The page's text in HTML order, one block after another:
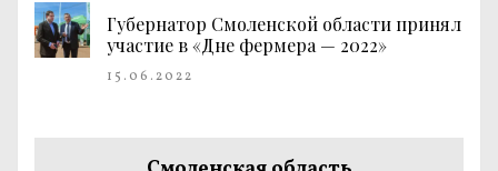
Губернатор Смоленской области принял
участие в «Дне фермера — 2022»
15.06.2022
Навигация